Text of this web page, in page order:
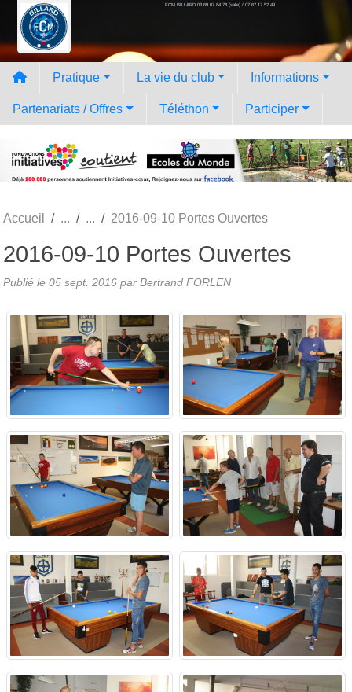
FCM BILLARD 03 69 07 84 78 (salle) / 07 67 17 52 49
Pratique La vie du club Informations
Partenariats / Offres Téléthon Participer
Accueil 2016-09-10 Portes Ouvertes
2016-09-10 Portes Ouvertes
Publié le 05 sept. 2016 par Bertrand FORLEN
Panneau de gestion des cookies